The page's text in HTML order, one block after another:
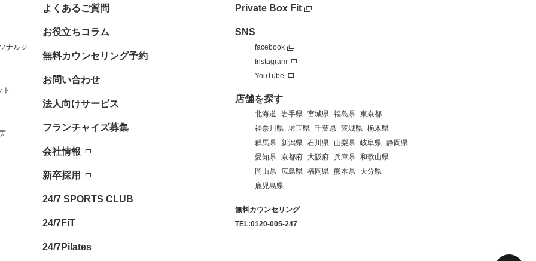
ナルジ
ト
よくあるご質問
お役立ちコラム
無料カウンセリング予約
お問い合わせ
法人向けサービス
フランチャイズ募集
会社情報
新卒採用
24/7 SPORTS CLUB
24/7FiT
24/7Pilates
Private Box Fit
SNS
facebook
Instagram
YouTube
店舗を探す
北海道 岩手県 宮城県 福島県 東京都
神奈川県 埼玉県 千葉県 茨城県 栃木県
群馬県 新潟県 石川県 山梨県 岐阜県 静岡県
愛知県 京都府 大阪府 兵庫県 和歌山県
岡山県
広島県 福岡県 熊本県
大分県
鹿児島県
無料カウンセリング
TEL:0120-005-247